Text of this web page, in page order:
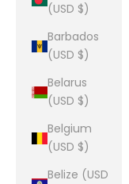
(USD $)
Barbados
(USD $)
Belarus
(USD $)
Belgium
(USD $)
Belize (USD